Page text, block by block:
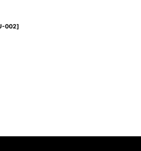
002]